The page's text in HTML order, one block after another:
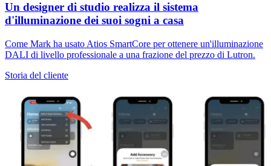
Un designer di studio realizza il sistema
d'illuminazione dei suoi sogni a casa
Come Mark ha usato Atios SmartCore per ottenere un'illuminazione
DALI di livello professionale a una frazione del prezzo di Lutron.
Storia del cliente